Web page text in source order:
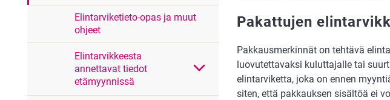
Elintarviketieto-opas ja muut
ohjeet
Elintarvikkeesta
annettavat tiedot
etämyynnissä
Pakattujen
Pakkausmerkinnät on tehtävä
luovutettavaksi kuluttajalle tai
elintarviketta, joka on ennen
siten, että pakkauk­sen sisältöä ei